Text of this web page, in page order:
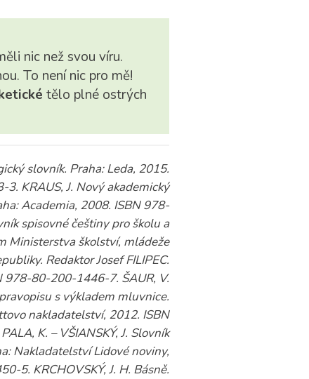
nic než svou víru.
To není nic pro mě!
tělo plné ostrých
slovník. Praha: Leda, 2015.
KRAUS, J. Nový akademický
Academia, 2008. ISBN 978-
spisovné češtiny pro školu a
Ministerstva školství, mládeže
Redaktor Josef FILIPEC.
978-80-200-1446-7. ŠAUR, V.
s výkladem mluvnice.
nakladatelství, 2012. ISBN
K. – VŠIANSKÝ, J. Slovník
Nakladatelství Lidové noviny,
5. KRCHOVSKÝ, J. H. Básně.